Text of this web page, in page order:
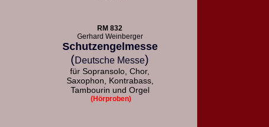
RM 832
Gerhard Weinberger
Schutzengelmesse
(Deutsche Messe)
für Sopransolo, Chor,
Saxophon, Kontrabass,
Tambourin und Orgel
(Hörproben)